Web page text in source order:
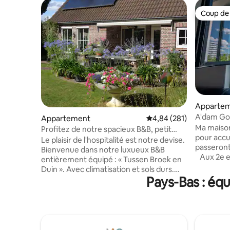
Appartement Évaluation moyenne
4,84 (281)
Profitez de notre spacieux B&B, petit
déjeuner compris
Le plaisir de l'hospitalité est notre devise.
Bienvenue dans notre luxueux B&B
entièrement équipé : « Tussen Broek en
Duin ». Avec climatisation et sols durs.
Pour les réservations de 2 adultes ou
plus, vous avez un usage privé avec
Coup
Coup
A'dam
loin de
Ma
pour
Aux 2e
votre
et votre
Pays-Bas :